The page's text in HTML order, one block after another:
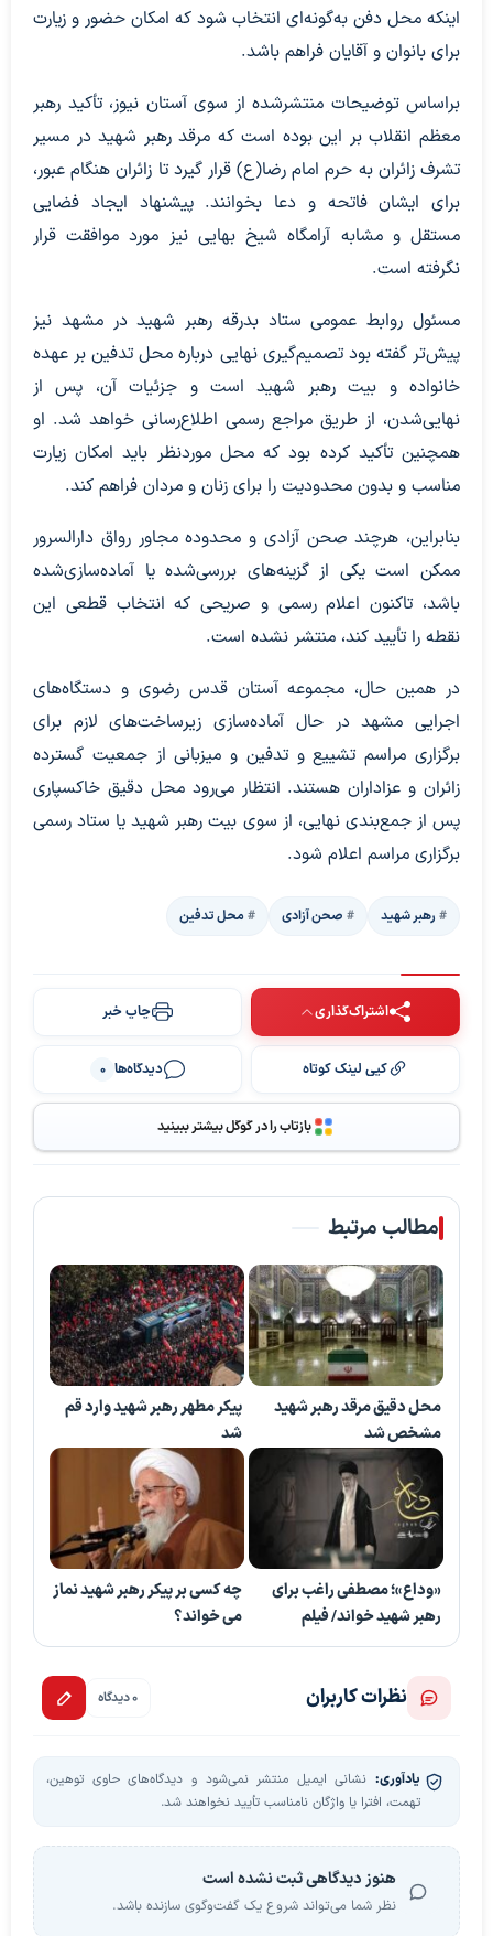
اینکه محل دفن به‌گونه‌ای انتخاب شود که امکان حضور و زیارت
برای بانوان و آقایان فراهم باشد.
براساس توضیحات منتشرشده از سوی آستان نیوز، تأکید رهبر
معظم انقلاب بر این بوده است که مرقد رهبر شهید در مسیر
تشرف زائران به حرم امام رضا(ع) قرار گیرد تا زائران هنگام عبور،
برای ایشان فاتحه و دعا بخوانند. پیشنهاد ایجاد فضایی
مستقل و مشابه آرامگاه شیخ بهایی نیز مورد موافقت قرار
نگرفته است.
مسئول روابط عمومی ستاد بدرقه رهبر شهید در مشهد نیز
پیش‌تر گفته بود تصمیم‌گیری نهایی درباره محل تدفین بر عهده
خانواده و بیت رهبر شهید است و جزئیات آن، پس از
نهایی‌شدن، از طریق مراجع رسمی اطلاع‌رسانی خواهد شد. او
همچنین تأکید کرده بود که محل موردنظر باید امکان زیارت
مناسب و بدون محدودیت را برای زنان و مردان فراهم کند.
بنابراین، هرچند صحن آزادی و محدوده مجاور رواق دارالسرور
ممکن است یکی از گزینه‌های بررسی‌شده یا آماده‌سازی‌شده
باشد، تاکنون اعلام رسمی و صریحی که انتخاب قطعی این
نقطه را تأیید کند، منتشر نشده است.
در همین حال، مجموعه آستان قدس رضوی و دستگاه‌های
اجرایی مشهد در حال آماده‌سازی زیرساخت‌های لازم برای
برگزاری مراسم تشییع و تدفین و میزبانی از جمعیت گسترده
زائران و عزاداران هستند. انتظار می‌رود محل دقیق خاکسپاری
پس از جمع‌بندی نهایی، از سوی بیت رهبر شهید یا ستاد رسمی
برگزاری مراسم اعلام شود.
رهبر شهید صحن آزادی محل تدفین
اشتراک‌گذاری چاپ خبر
کپی لینک کوتاه دیدگاه‌ها 0
بازتاب را در گوگل بیشتر ببینید
مطالب مرتبط
محل دقیق مرقد رهبر شهید
مشخص شد
پیکر مطهر رهبر شهید وارد قم
شد
«وداع»؛ مصطفی راغب برای
رهبر شهید خواند/ فیلم
چه کسی بر پیکر رهبر شهید نماز
می خواند؟
نظرات کاربران 0 دیدگاه
یادآوری: نشانی ایمیل منتشر نمی‌شود و دیدگاه‌های حاوی توهین،
تهمت، افترا یا واژگان نامناسب تأیید نخواهند شد.
هنوز دیدگاهی ثبت نشده است
نظر شما می‌تواند شروع یک گفت‌وگوی سازنده باشد.